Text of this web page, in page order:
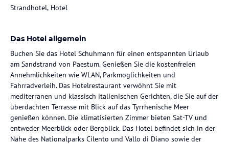
Strandhotel, Hotel
Das Hotel allgemein
Buchen Sie das Hotel Schuhmann für einen entspannten Urlaub
am Sandstrand von Paestum. Genießen Sie die kostenfreien
Annehmlichkeiten wie WLAN, Parkmöglichkeiten und
Fahrradverleih. Das Hotelrestaurant verwöhnt Sie mit
mediterranen und klassisch italienischen Gerichten, die Sie auf der
überdachten Terrasse mit Blick auf das Tyrrhenische Meer
genießen können. Die klimatisierten Zimmer bieten Sat-TV und
entweder Meerblick oder Bergblick. Das Hotel befindet sich in der
Nähe des Nationalparks Cilento und Vallo di Diano sowie der